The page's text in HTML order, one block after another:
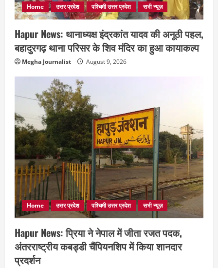
Home उत्तर प्रदेश पश्चिमी उत्तर प्रदेश सभी न्यूज़
Hapur News: थानाध्यक्ष इंद्रकांत यादव की अनूठी पहल,
बहादुरगढ़ थाना परिसर के शिव मंदिर का हुआ कायाकल्प
Megha Journalist August 9, 2026
Home उत्तर प्रदेश पश्चिमी उत्तर प्रदेश सभी न्यूज़
Hapur News: प्रिया ने नेपाल में जीता रजत पदक,
अंतरराष्ट्रीय कबड्डी चैंपियनशिप में किया शानदार
प्रदर्शन